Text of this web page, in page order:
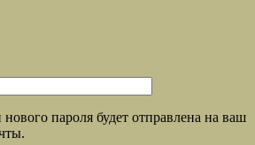
пароля будет отправлена ​​на ваш